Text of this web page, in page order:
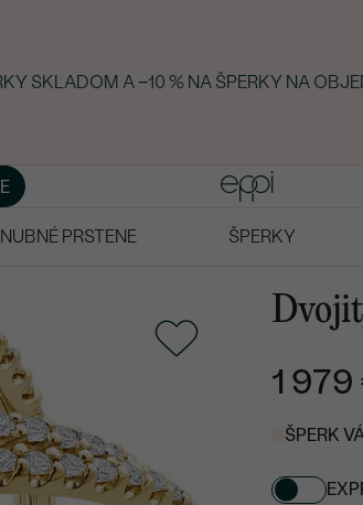
SKLADOM A −10 % NA ŠPERKY NA
PRSTENE ŠPERKY
1 979
ŠPERK